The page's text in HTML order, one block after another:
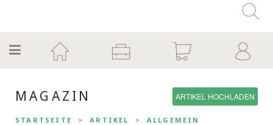
MAGAZIN ARTIKEL HOCHLADEN
STARTSEITE ARTIKEL ALLGEMEIN